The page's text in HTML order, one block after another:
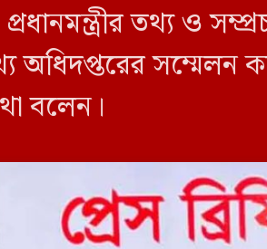
তথ্য ও
সম্মেলন
বলেন।